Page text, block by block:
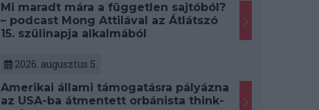
Mi maradt mára a független sajtóból?
– podcast Mong Attilával az Átlátszó
15. szülinapja alkalmából
2026. augusztus 5.
Amerikai állami támogatásra pályázna
az USA-ba átmentett orbánista think-